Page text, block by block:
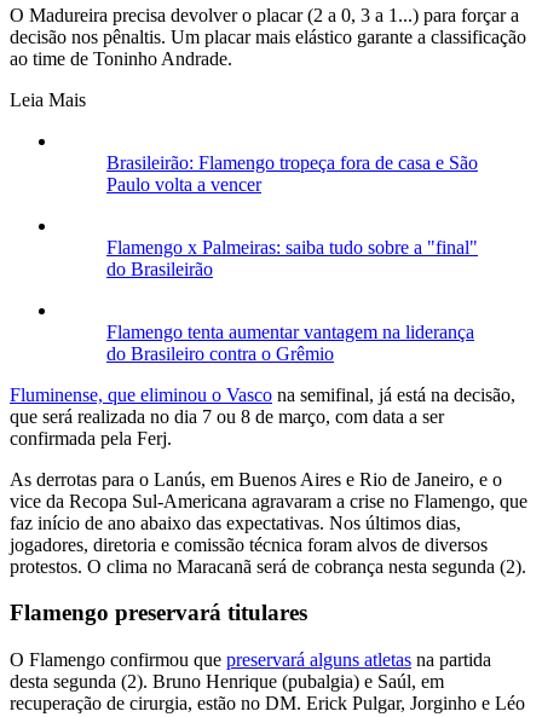
O Madureira precisa devolver o placar (2 a 0, 3 a 1...) para forçar a
decisão nos pênaltis. Um placar mais elástico garante a classificação
ao time de Toninho Andrade.
Leia Mais
Brasileirão: Flamengo tropeça fora de casa e São
Paulo volta a vencer
Flamengo x Palmeiras: saiba tudo sobre a "final"
do Brasileirão
Flamengo tenta aumentar vantagem na liderança
do Brasileiro contra o Grêmio
Fluminense, que eliminou o Vasco na semifinal, já está na decisão,
que será realizada no dia 7 ou 8 de março, com data a ser
confirmada pela Ferj.
As derrotas para o Lanús, em Buenos Aires e Rio de Janeiro, e o
vice da Recopa Sul-Americana agravaram a crise no Flamengo, que
faz início de ano abaixo das expectativas. Nos últimos dias,
jogadores, diretoria e comissão técnica foram alvos de diversos
protestos. O clima no Maracanã será de cobrança nesta segunda (2).
Flamengo preservará titulares
O Flamengo confirmou que preservará alguns atletas na partida
desta segunda (2). Bruno Henrique (pubalgia) e Saúl, em
recuperação de cirurgia, estão no DM. Erick Pulgar, Jorginho e Léo